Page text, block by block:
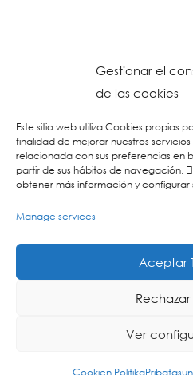
Gestionar el
de las cookies
Este sitio web utiliza Cookies propias
finalidad de mejorar nuestros
relacionada con sus preferencias en
partir de sus hábitos de navegación.
obtener más información y configurar
Manage services
Aceptar
Rechazar
Ver
Cookien Politika
Lege
Diseinua: La